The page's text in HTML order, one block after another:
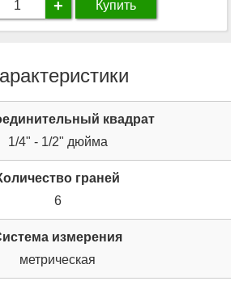
+ Купить
квадрат
1/4" - 1/2" дюйма
граней
6
измерения
метрическая